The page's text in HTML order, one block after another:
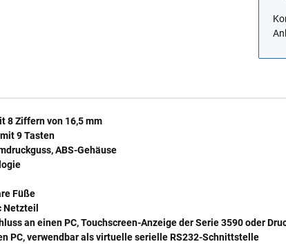
8 Ziffern von 16,5 mm
9 Tasten
ABS-Gehäuse
Füße
Netzteil
an einen PC, Touchscreen-Anzeige der Serie 3590 oder
PC, verwendbar als virtuelle serielle RS232-Schnittstelle